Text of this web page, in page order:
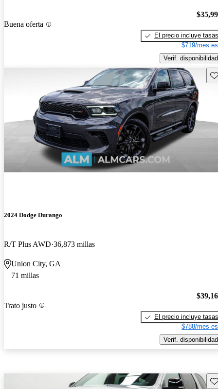
Buena oferta
El precio incluye tasas
$719/mes
Verif. disponibilidad
2024 Dodge Durango
R/T Plus AWD 36,873 millas
Union City, GA
71 millas
Trato justo
El precio incluye tasas
$788/mes
Verif. disponibilidad